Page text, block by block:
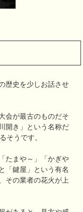
歴史を少しお話させ
会が最古のものだそ
開き」という名称だ
そうです。
たまや～」「かぎや
「鍵屋」という有名
その業者の花火が上